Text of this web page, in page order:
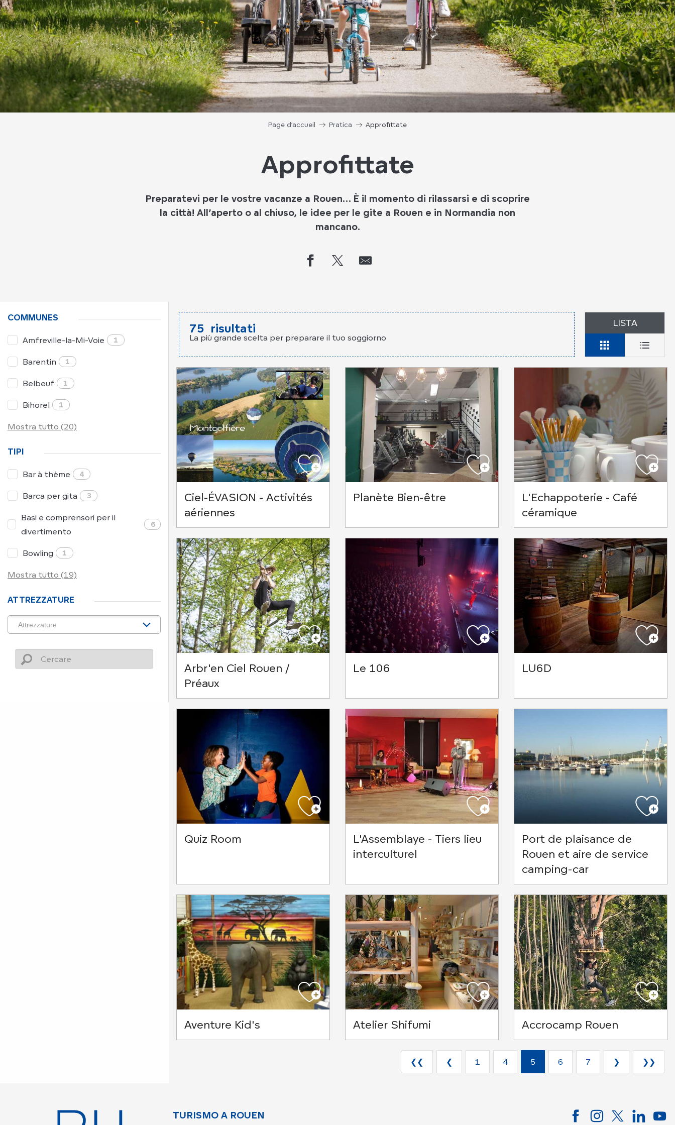
Page d’accueil Pratica Approfittate
Approfittate
Preparatevi per le vostre vacanze a Rouen… È il momento di rilassarsi e di scoprire
la città! All’aperto o al chiuso, le idee per le gite a Rouen e in Normandia non
mancano.
COMMUNES
Amfreville-la-Mi-Voie 1
Barentin 1
Belbeuf 1
Bihorel 1
Mostra tutto (20)
TIPI
Bar à thème 4
Barca per gita 3
Basi e comprensori per il
divertimento
6
Bowling 1
Mostra tutto (19)
ATTREZZATURE
75 risultati
La più grande scelta per preparare il tuo soggiorno
LISTA
Ciel-ÉVASION - Activités
aériennes
Planète Bien-être
L'Echappoterie - Café
céramique
Arbr'en Ciel Rouen /
Préaux
Le 106 LU6D
Quiz Room
L'Assemblaye - Tiers lieu
interculturel
Port de plaisance de
Rouen et aire de service
camping-car
Aventure Kid's Atelier Shifumi Accrocamp Rouen
❮❮ ❮ 1 4 5 6 7 ❯ ❯❯
TURISMO A ROUEN